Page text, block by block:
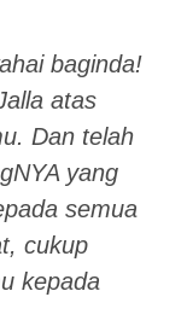
baginda!
atas
Dan telah
yang
semua
cukup
kepada